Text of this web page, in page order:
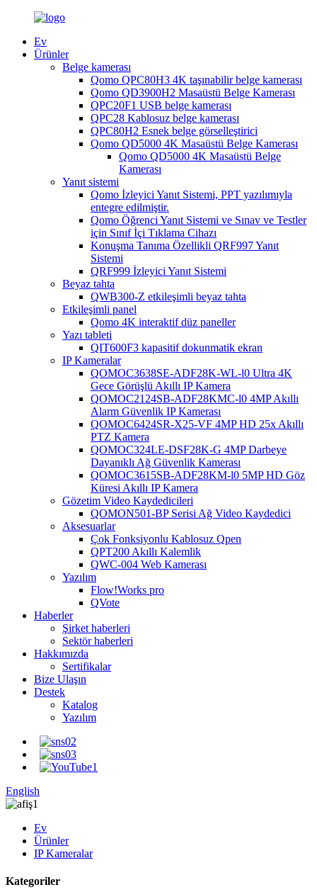
Ev
Ürünler
Belge kamerası
Qomo QPC80H3 4K taşınabilir belge kamerası
Qomo QD3900H2 Masaüstü Belge Kamerası
QPC20F1 USB belge kamerası
QPC28 Kablosuz belge kamerası
QPC80H2 Esnek belge görselleştirici
Qomo QD5000 4K Masaüstü Belge Kamerası
Qomo QD5000 4K Masaüstü Belge
Kamerası
Yanıt sistemi
Qomo İzleyici Yanıt Sistemi, PPT yazılımıyla
entegre edilmiştir.
Qomo Öğrenci Yanıt Sistemi ve Sınav ve Testler
için Sınıf İçi Tıklama Cihazı
Konuşma Tanıma Özellikli QRF997 Yanıt
Sistemi
QRF999 İzleyici Yanıt Sistemi
Beyaz tahta
QWB300-Z etkileşimli beyaz tahta
Etkileşimli panel
Qomo 4K interaktif düz paneller
Yazı tableti
QIT600F3 kapasitif dokunmatik ekran
IP Kameralar
QOMOC3638SE-ADF28K-WL-l0 ​​Ultra 4K
Gece Görüşlü Akıllı IP Kamera
QOMOC2124SB-ADF28KMC-l0 4MP Akıllı
Alarm Güvenlik IP Kamerası
QOMOC6424SR-X25-VF 4MP HD 25x Akıllı
PTZ Kamera
QOMOC324LE-DSF28K-G 4MP Darbeye
Dayanıklı Ağ Güvenlik Kamerası
QOMOC3615SB-ADF28KM-l0 5MP HD Göz
Küresi Akıllı IP Kamera
Gözetim Video Kaydedicileri
QOMON501-BP Serisi Ağ Video Kaydedici
Aksesuarlar
Çok Fonksiyonlu Kablosuz Qpen
QPT200 Akıllı Kalemlik
QWC-004 Web Kamerası
Yazılım
Flow!Works pro
QVote
Haberler
Şirket haberleri
Sektör haberleri
Hakkımızda
Sertifikalar
Bize Ulaşın
Destek
Katalog
Yazılım
English
Ev
Ürünler
IP Kameralar
Kategoriler